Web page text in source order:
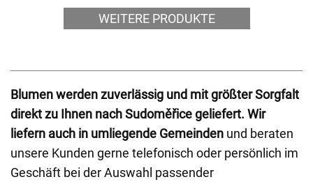
WEITERE PRODUKTE
Blumen werden zuverlässig und mit größter Sorgfalt
direkt zu Ihnen nach Sudoměřice geliefert. Wir
liefern auch in umliegende Gemeinden und beraten
unsere Kunden gerne telefonisch oder persönlich im
Geschäft bei der Auswahl passender